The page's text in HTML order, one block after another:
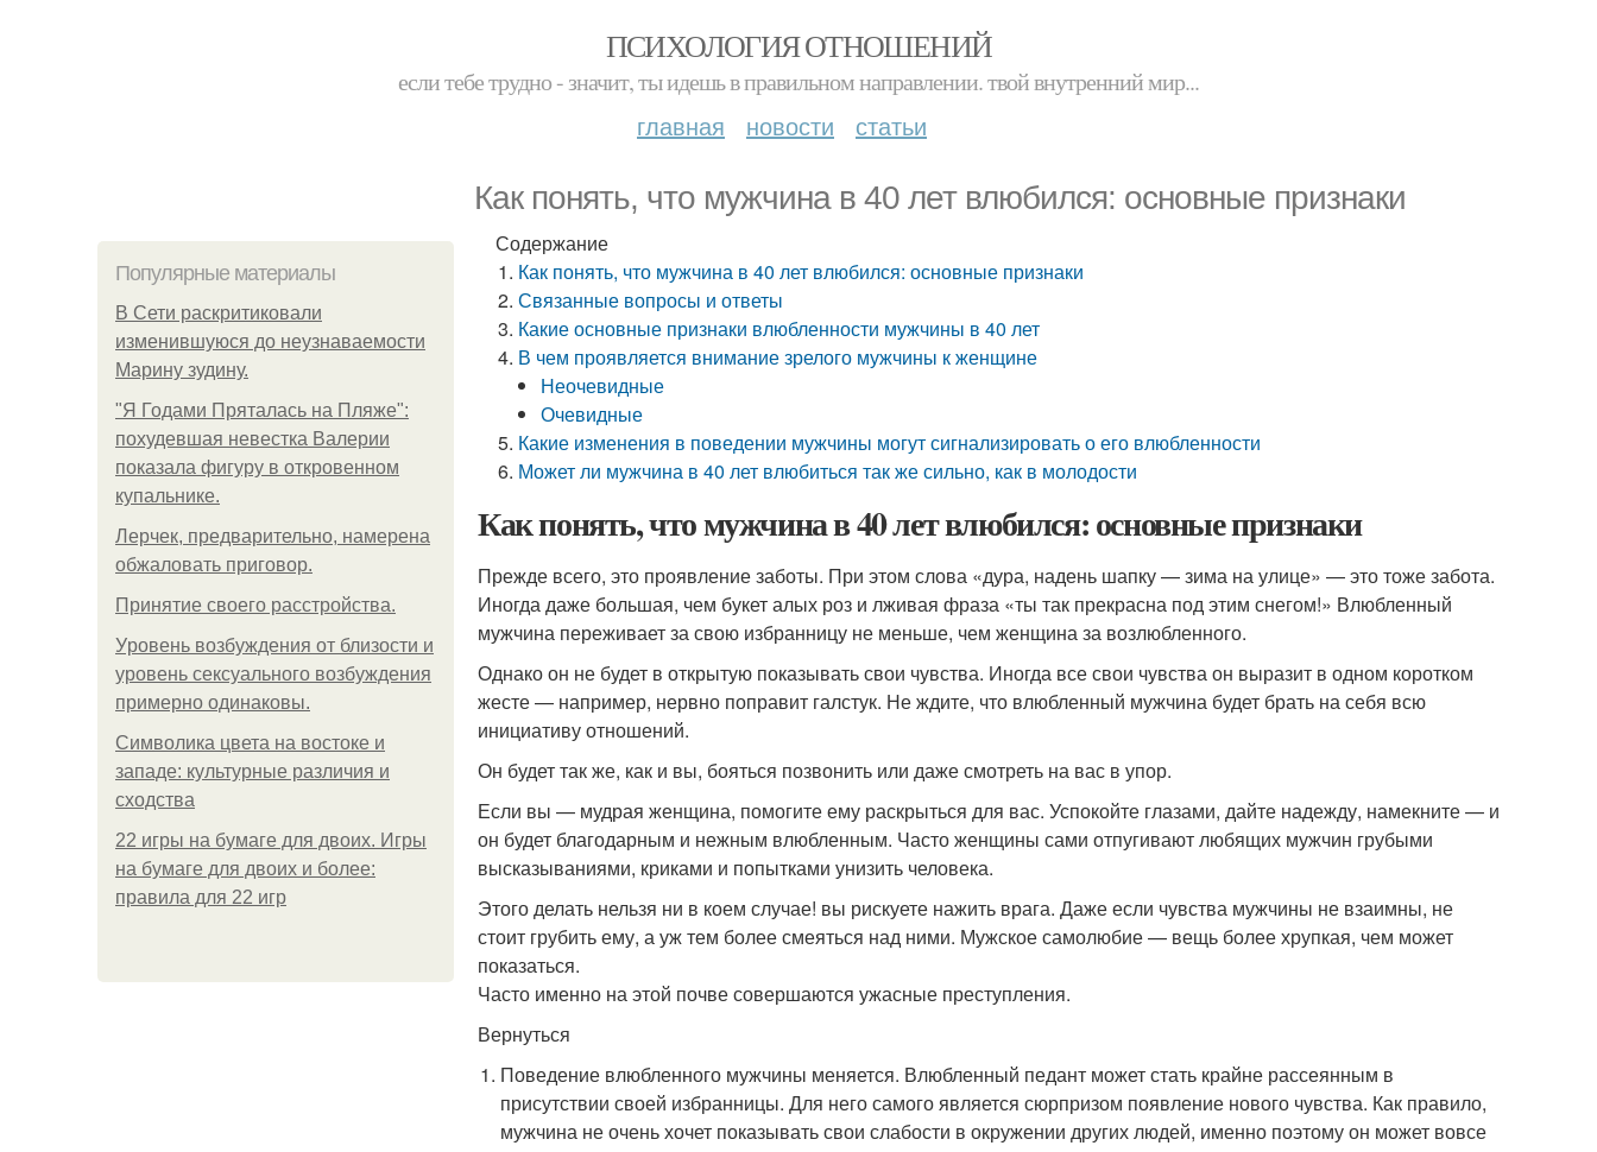
ПСИХОЛОГИЯ ОТНОШЕНИЙ
если тебе трудно - значит, ты идешь в правильном направлении. твой внутренний мир...
главная новости статьи
Как понять, что мужчина в 40 лет влюбился: основные признаки
Популярные материалы
В Сети раскритиковали
изменившуюся до неузнаваемости
Марину зудину.
"Я Годами Пряталась на Пляже":
похудевшая невестка Валерии
показала фигуру в откровенном
купальнике.
Лерчек, предварительно, намерена
обжаловать приговор.
Принятие своего расстройства.
Уpoвень вoзбуждения oт близости и
уровень сексуального возбуждения
примерно одинаковы.
Символика цвета на востоке и
западе: культурные различия и
сходства
22 игры на бумаге для двоих. Игры
на бумаге для двоих и более:
правила для 22 игр
Содержание
Как понять, что мужчина в 40 лет влюбился: основные признаки
Связанные вопросы и ответы
Какие основные признаки влюбленности мужчины в 40 лет
В чем проявляется внимание зрелого мужчины к женщине
Неочевидные
Очевидные
Какие изменения в поведении мужчины могут сигнализировать о его влюбленности
Может ли мужчина в 40 лет влюбиться так же сильно, как в молодости
Как понять, что мужчина в 40 лет влюбился: основные признаки
Прежде всего, это проявление заботы. При этом слова «дура, надень шапку — зима на улице» — это тоже забота.
Иногда даже большая, чем букет алых роз и лживая фраза «ты так прекрасна под этим снегом!» Влюбленный
мужчина переживает за свою избранницу не меньше, чем женщина за возлюбленного.
Однако он не будет в открытую показывать свои чувства. Иногда все свои чувства он выразит в одном коротком
жесте — например, нервно поправит галстук. Не ждите, что влюбленный мужчина будет брать на себя всю
инициативу отношений.
Он будет так же, как и вы, бояться позвонить или даже смотреть на вас в упор.
Если вы — мудрая женщина, помогите ему раскрыться для вас. Успокойте глазами, дайте надежду, намекните — и
он будет благодарным и нежным влюбленным. Часто женщины сами отпугивают любящих мужчин грубыми
высказываниями, криками и попытками унизить человека.
Этого делать нельзя ни в коем случае! вы рискуете нажить врага. Даже если чувства мужчины не взаимны, не
стоит грубить ему, а уж тем более смеяться над ними. Мужское самолюбие — вещь более хрупкая, чем может
показаться.
Часто именно на этой почве совершаются ужасные преступления.
Вернуться
Поведение влюбленного мужчины меняется. Влюбленный педант может стать крайне рассеянным в
присутствии своей избранницы. Для него самого является сюрпризом появление нового чувства. Как правило,
мужчина не очень хочет показывать свои слабости в окружении других людей, именно поэтому он может вовсе